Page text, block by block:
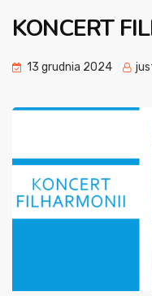
KONCERT
13 grudnia 2024